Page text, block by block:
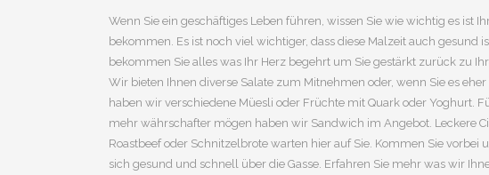
Wenn Sie ein geschäftiges Leben führen, wissen Sie wie wichtig es ist
bekommen. Es ist noch viel wichtiger, dass diese Malzeit auch gesund
bekommen Sie alles was Ihr Herz begehrt um Sie gestärkt zurück zu
Wir bieten Ihnen diverse Salate zum Mitnehmen oder, wenn Sie es
haben wir verschiedene Müesli oder Früchte mit Quark oder Yoghurt.
mehr währschafter mögen haben wir Sandwich im Angebot. Leckere
Roastbeef oder Schnitzelbrote warten hier auf Sie. Kommen Sie vorbei
sich gesund und schnell über die Gasse. Erfahren Sie mehr was wir